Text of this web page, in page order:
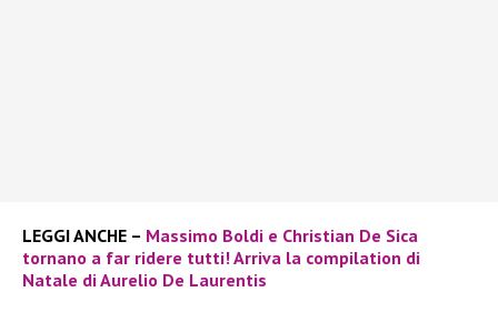
LEGGI ANCHE – Massimo Boldi e Christian De Sica
tornano a far ridere tutti! Arriva la compilation di
Natale di Aurelio De Laurentis